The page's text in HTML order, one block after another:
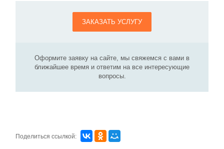
ЗАКАЗАТЬ УСЛУГУ
Оформите заявку на сайте, мы свяжемся с вами в
ближайшее время и ответим на все интересующие
вопросы.
Поделиться ссылкой: